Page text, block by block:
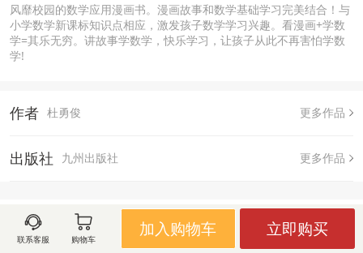
风靡校园的数学应用漫画书。漫画故事和数学基础学习完美结合！与
小学数学新课标知识点相应，激发孩子数学学习兴趣。看漫画+学数
学=其乐无穷。讲故事学数学，快乐学习，让孩子从此不再害怕学数
学!
作者 杜勇俊 更多作品
出版社 九州出版社 更多作品
送至
北京 北京市 朝阳区
有货
联系客服 购物车
加入购物车 立即购买